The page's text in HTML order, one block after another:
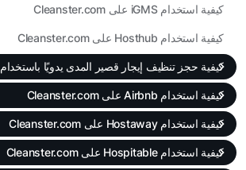
كيفية استخدام iGMS على Cleanster.com
كيفية استخدام Hosthub على Cleanster.com
كيفية حجز تنظيف إيجار قصير المدى يدويًا باستخدام Cleanster.com
كيفية استخدام Airbnb على Cleanster.com
كيفية استخدام Hostaway على Cleanster.com
كيفية استخدام Hospitable على Cleanster.com